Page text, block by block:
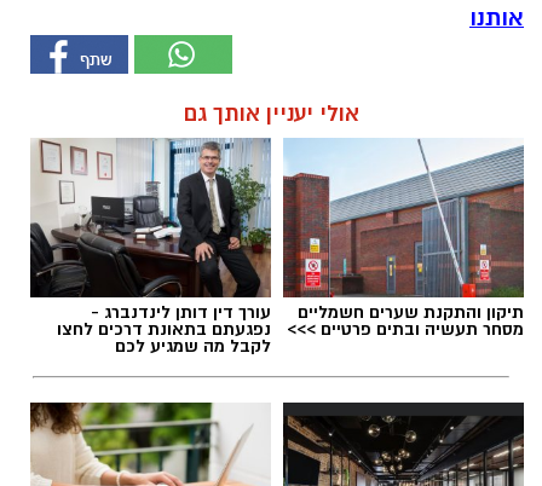
אותנו
אולי יעניין אותך גם
תיקון והתקנת שערים חשמליים
מסחר תעשיה ובתים פרטיים >>>
עורך דין דותן לינדנברג -
נפגעתם בתאונת דרכים לחצו
לקבל מה שמגיע לכם